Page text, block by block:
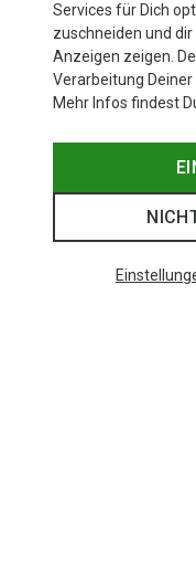
Services für Dich
zuschneiden und
Anzeigen zeigen.
Verarbeitung Deiner
Mehr Infos findest